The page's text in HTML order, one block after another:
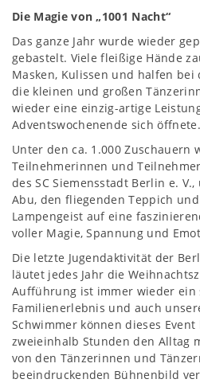
Die Magie von „1001 Nacht“
Das ganze Jahr wurde wieder
gebastelt. Viele fleißige Hände
Masken, Kulissen und halfen bei
die kleinen und großen
wieder eine einzig-artige
Adventswochenende sich öffnete.
Unter den ca. 1.000 Zuschauern
Teilnehmerinnen und
des SC Siemensstadt Berlin e.
Abu, den fliegenden Teppich
Lampengeist auf eine
voller Magie, Spannung und
Die letzte Jugendaktivität der
läutet jedes Jahr die
Aufführung ist immer wieder ein
Familienerlebnis und auch
Schwimmer können dieses
zweieinhalb Stunden den Alltag
von den Tänzerinnen und
beeindruckenden Bühnenbild